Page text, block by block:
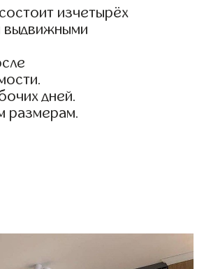
изчетырёх
выдвижными
дней.
размерам.